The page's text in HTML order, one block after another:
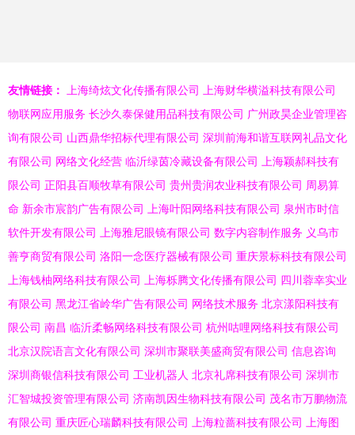
友情链接： 上海绮炫文化传播有限公司
上海财华横溢科技有限公司
物联网应用服务 长沙久泰保健用品科技有限公司 广州政昊企业管理咨
询有限公司 山西鼎华招标代理有限公司 深圳前海和谐互联网礼品文化
有限公司 网络文化经营 临沂绿茵冷藏设备有限公司
上海颖郝科技有
限公司 正阳县百顺牧草有限公司 贵州贵润农业科技有限公司 周易算
命 新余市宸韵广告有限公司 上海叶阳网络科技有限公司 泉州市时信
软件开发有限公司
上海雅尼眼镜有限公司 数字内容制作服务 义乌市
善亨商贸有限公司 洛阳一念医疗器械有限公司 重庆景标科技有限公司
上海钱柚网络科技有限公司
上海栎腾文化传播有限公司 四川蓉幸实业
有限公司 黑龙江省岭华广告有限公司 网络技术服务 北京漾阳科技有
限公司 南昌 临沂柔畅网络科技有限公司 杭州咕哩网络科技有限公司
北京汉院语言文化有限公司 深圳市聚联美盛商贸有限公司 信息咨询
深圳商银信科技有限公司 工业机器人 北京礼席科技有限公司 深圳市
汇智城投资管理有限公司 济南凯因生物科技有限公司 茂名市万鹏物流
有限公司 重庆匠心瑞麟科技有限公司 上海粒蔷科技有限公司
上海图